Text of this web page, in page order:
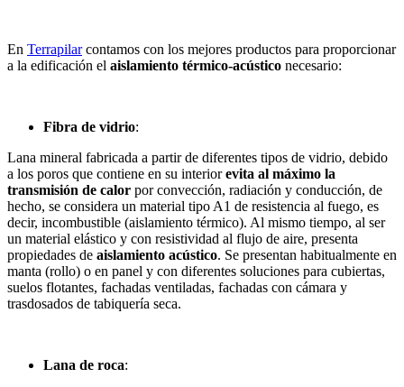
En Terrapilarcontamos con los mejores productos para proporcionar
a la edificación el aislamiento térmico-acústico necesario:
Fibra de vidrio:
Lana mineral fabricada a partir de diferentes tipos de vidrio, debido
a los poros que contiene en su interiorevita al máximo la
transmisión de calor por convección, radiación y conducción, de
hecho, se considera un material tipo A1 de resistencia al fuego, es
decir, incombustible (aislamiento térmico). Al mismo tiempo, al ser
un material elástico y con resistividad al flujo de aire, presenta
propiedades de aislamiento acústico. Se presentan habitualmente en
manta (rollo) o en panel y con diferentes soluciones para cubiertas,
suelos flotantes, fachadas ventiladas, fachadas con cámara y
trasdosados de tabiquería seca.
Lana de roca: